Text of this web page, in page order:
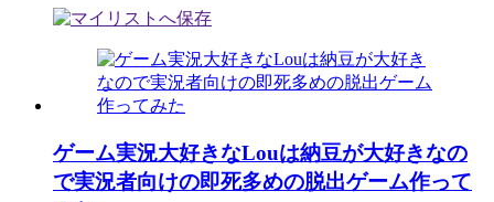
ゲーム実況大好きなLouは納豆が大好きなの
で実況者向けの即死多めの脱出ゲーム作って